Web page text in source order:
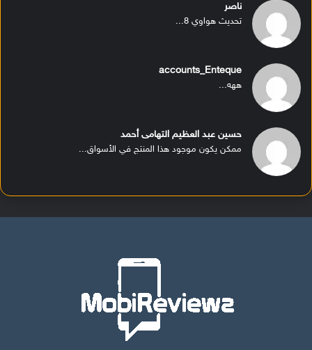
ناصر
تحديث هواوي 8...
accounts_Enteque
ههه...
حسين عبد العظيم التهامى أحمد
ممكن يكون موجود هذا المنتج في الأسواق...